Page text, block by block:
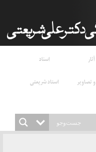
آثار
اسناد
تصاویر
استاد شریعتی